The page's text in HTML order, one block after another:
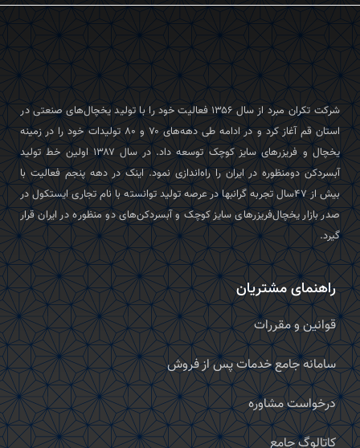
شرکت تکران‌ مبرد از سال ۱۳۵۶ فعالیت خود را با تولید یخچال‌های صنعتی در
استان قم آغاز کرد و در ادامه طی دهه‌های ۷۰ و ۸۰ تولیدات خود را در زمینه
یخچال و فریزرهای سایز کوچک توسعه داد. در سال ۱۳۸۷ اولین خط تولید
آبسردکن دومنظوره در ایران را راه‌اندازی نمود. اینک در دهه پنجم فعالیت با
بیش از ۴۷سال تجربه گرانبها در عرصه تولید توانسته با نام تجاری ایستکول در
صدر بازار یخچال‌فریزرهای سایز کوچک و آبسردکن‌های دو منظوره در ایران قرار
گیرد.
راهنمای مشتریان
قوانین و مقررات
سامانه جامع خدمات پس از فروش
درخواست مشاوره
کاتالوگ جامع